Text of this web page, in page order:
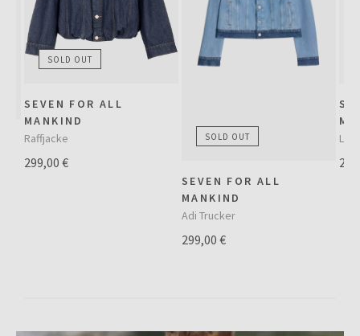
SOLD OUT
SEVEN FOR ALL
MANKIND
Raffjacke
299,00 €
SOLD OUT
SEVEN FOR ALL
MANKIND
Adi Trucker
299,00 €